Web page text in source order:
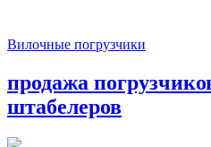
Вилочные погрузчики
продажа
штабелеров